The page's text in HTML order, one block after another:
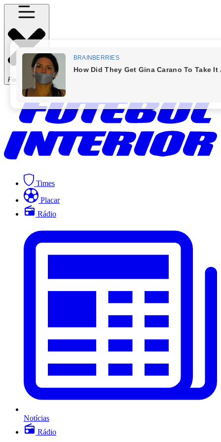
Fechar Menu
Times
Placar
Rádio
Notícias
Rádio